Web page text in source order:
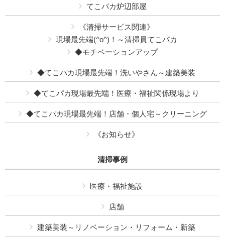
てこパカ炉辺部屋
《清掃サービス関連》
現場最先端(^o^)！～清掃員てこパカ
◆モチベーションアップ
◆てこパカ現場最先端！洗いやさん～建築美装
◆てこパカ現場最先端！医療・福祉関係現場より
◆てこパカ現場最先端！店舗・個人宅～クリーニング
《お知らせ》
清掃事例
医療・福祉施設
店舗
建築美装～リノベーション・リフォーム・新築